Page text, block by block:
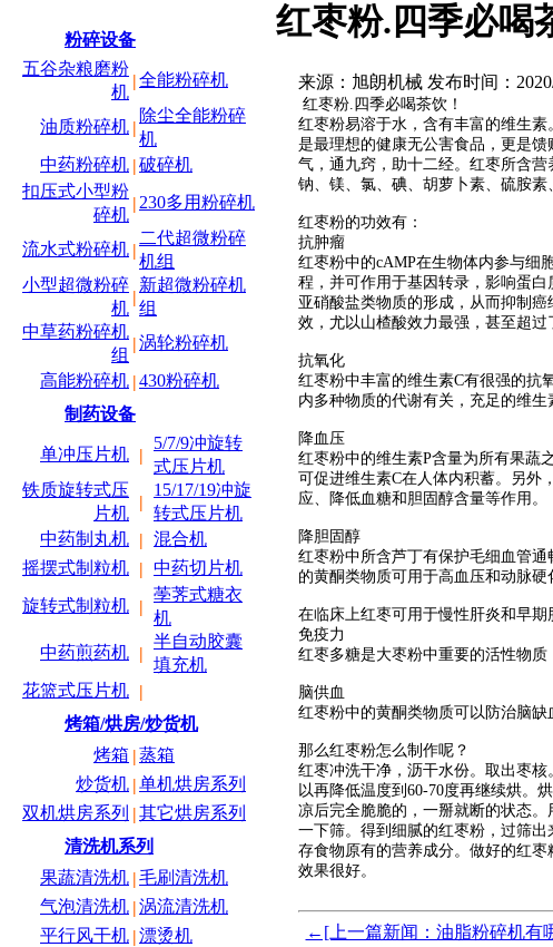
粉碎设备
五谷杂粮磨粉
机
|全能粉碎机
油质粉碎机 |
除尘全能粉碎
机
中药粉碎机 |破碎机
扣压式小型粉
碎机
| 230多用粉碎机
流水式粉碎机 |
二代超微粉碎
机组
小型超微粉碎
机
|
新超微粉碎机
组
中草药粉碎机
组
|涡轮粉碎机
高能粉碎机 |430粉碎机
制药设备
单冲压片机 |
5/7/9冲旋转
式压片机
铁质旋转式压
片机
|
15/17/19冲旋
转式压片机
中药制丸机 | 混合机
摇摆式制粒机 | 中药切片机
旋转式制粒机 |
荸荠式糖衣
机
中药煎药机 |
半自动胶囊
填充机
花篮式压片机 |
烤箱/烘房/炒货机
烤箱 |蒸箱
炒货机 |单机烘房系列
双机烘房系列 |其它烘房系列
清洗机系列
果蔬清洗机 |毛刷清洗机
气泡清洗机 |涡流清洗机
平行风干机 |漂烫机
红枣粉.四季必喝
来源：旭朗机械 发布时间：
红枣粉.四季必喝茶饮！
红枣粉易溶于水，含有丰富的维生
是最理想的健康无公害食品，更是
气，通九窍，助十二经。红枣所含
钠、镁、氯、碘、胡萝卜素、硫胺素
红枣粉的功效有：
抗肿瘤
红枣粉中的cAMP在生物体内参与细
程，并可作用于基因转录，影响蛋
亚硝酸盐类物质的形成，从而抑制
效，尤以山楂酸效力最强，甚至超过
抗氧化
红枣粉中丰富的维生素C有很强的抗
内多种物质的代谢有关，充足的维生
降血压
红枣粉中的维生素P含量为所有果蔬
可促进维生素C在人体内积蓄。另外
应、降低血糖和胆固醇含量等作用。
降胆固醇
红枣粉中所含芦丁有保护毛细血管
的黄酮类物质可用于高血压和动脉硬
在临床上红枣可用于慢性肝炎和早期
免疫力
红枣多糖是大枣粉中重要的活性物质
脑供血
红枣粉中的黄酮类物质可以防治脑缺
那么红枣粉怎么制作呢？
红枣冲洗干净，沥干水份。取出枣
以再降低温度到60-70度再继续烘。
凉后完全脆脆的，一掰就断的状态
一下筛。得到细腻的红枣粉，过筛
存食物原有的营养成分。做好的红
效果很好。
←[上一篇新闻：油脂粉碎机有